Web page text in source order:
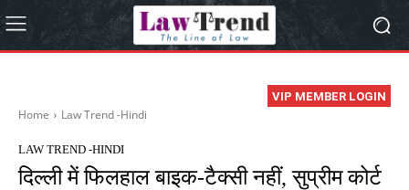
VIP MEMBER LOGIN
Home Law Trend -Hindi
LAW TREND -HINDI
दिल्ली में फिलहाल बाइक-टैक्सी नहीं, सुप्रीम कोर्ट